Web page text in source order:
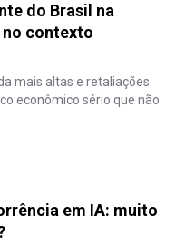
do Brasil na
contexto
mais altas e retaliações
econômico sério que não
em IA: muito